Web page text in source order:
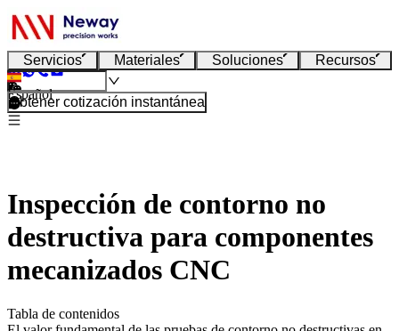
Servicios Materiales Soluciones Recursos
Español
Obtener cotización instantánea
Inspección de contorno no
destructiva para componentes
mecanizados CNC
Tabla de contenidos